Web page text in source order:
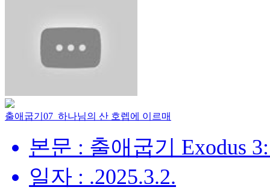
출애굽기07_하나님의 산 호렙에 이르매
본문 : 출애굽기 Exodus
일자 : .2025.3.2.